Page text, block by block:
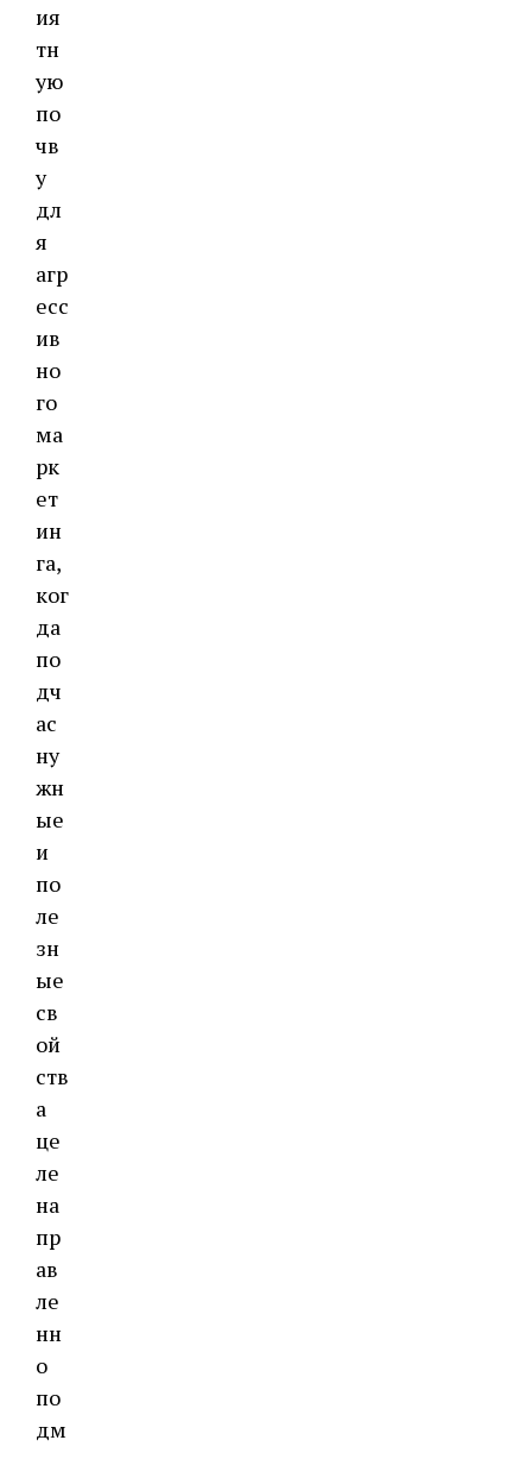
ия
тн
ую
по
чв
у
дл
я
агр
есс
ив
но
го
ма
рк
ет
ин
га,
ког
да
по
дч
ас
ну
жн
ые
и
по
ле
зн
ые
св
ой
ств
а
це
ле
на
пр
ав
ле
нн
о
по
дм